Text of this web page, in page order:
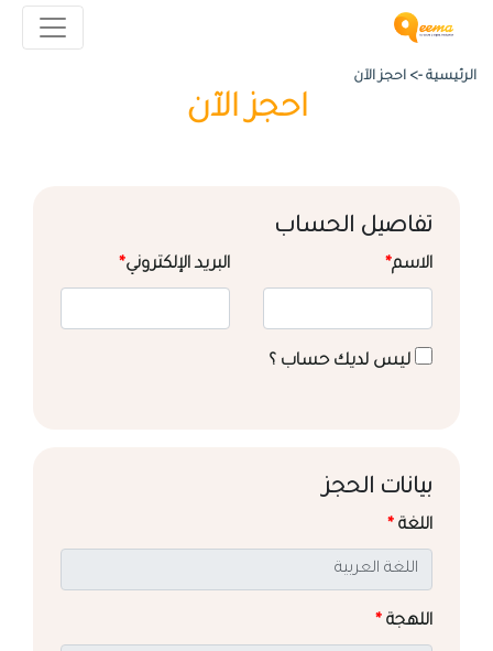
الرئيسية -> احجز الآن
احجز الآن
تفاصيل الحساب
الاسم* البريد الإلكتروني*
ليس لديك حساب ؟
بيانات الحجز
اللغة *
اللهجة *